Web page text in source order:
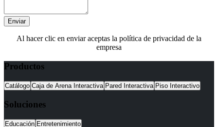
Enviar
Al hacer clic en enviar aceptas la política de privacidad de la
empresa
Productos
Catálogo Caja de Arena Interactiva Pared Interactiva Piso Interactivo
Soluciones
Educación Entretenimiento